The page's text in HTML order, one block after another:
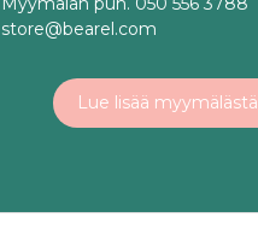
store@bearel.com
Lue lisää myymälästä